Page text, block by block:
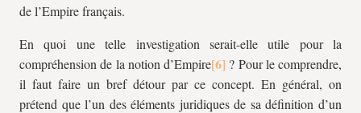
de l’Empire français.
En quoi une telle investigation serait-elle utile pour la
compréhension de la notion d’Empire
? Pour le comprendre,
il faut faire un bref détour par ce concept. En général, on
prétend que l’un des éléments juridiques de sa définition d’un